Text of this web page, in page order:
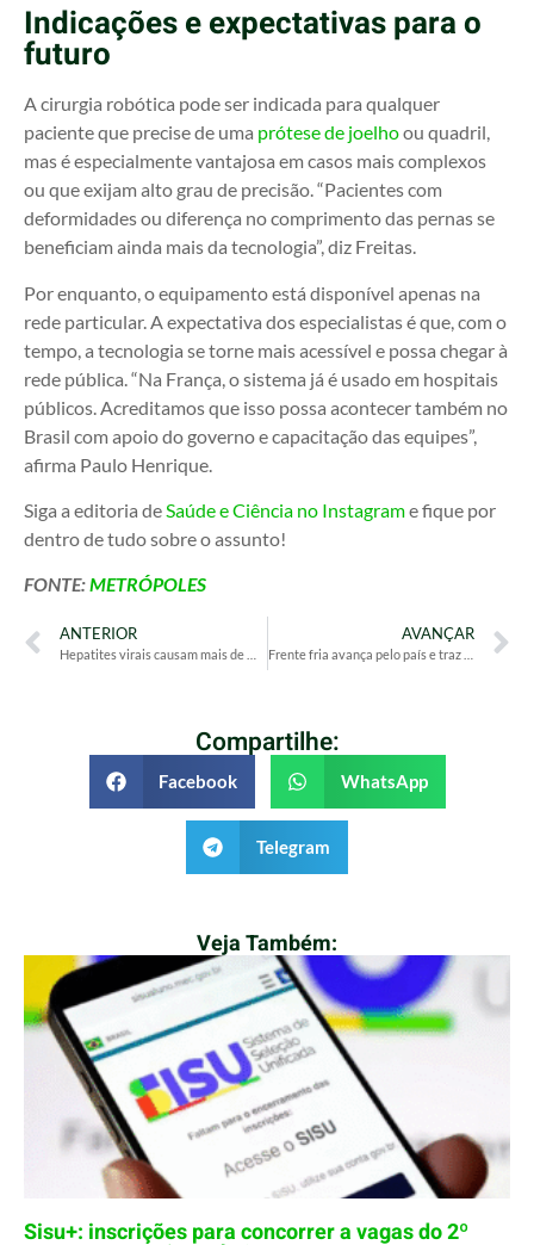
Indicações e expectativas para o
futuro
A cirurgia robótica pode ser indicada para qualquer
paciente que precise de uma prótese de joelhoou quadril,
mas é especialmente vantajosa em casos mais complexos
ou que exijam alto grau de precisão. “Pacientes com
deformidades ou diferença no comprimento das pernas se
beneficiam ainda mais da tecnologia”, diz Freitas.
Por enquanto, o equipamento está disponível apenas na
rede particular. A expectativa dos especialistas é que, com o
tempo, a tecnologia se torne mais acessível e possa chegar à
rede pública. “Na França, o sistema já é usado em hospitais
públicos. Acreditamos que isso possa acontecer também no
Brasil com apoio do governo e capacitação das equipes”,
afirma Paulo Henrique.
Siga a editoria deSaúde e Ciência no Instagrame fique por
dentro de tudo sobre o assunto!
FONTE:METRÓPOLES
ANTERIOR AVANÇAR
Compartilhe:
Facebook WhatsApp
Telegram
Veja Também:
Sisu+: inscrições para concorrer a vagas do 2º